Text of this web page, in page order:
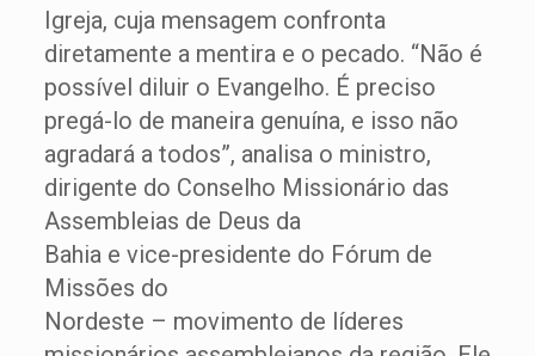
Igreja, cuja mensagem confronta
diretamente a mentira e o pecado. “Não é
possível diluir o Evangelho. É preciso
pregá-lo de maneira genuína, e isso não
agradará a todos”, analisa o ministro,
dirigente do Conselho Missionário das
Assembleias de Deus da
Bahia e vice-presidente do Fórum de
Missões do
Nordeste – movimento de líderes